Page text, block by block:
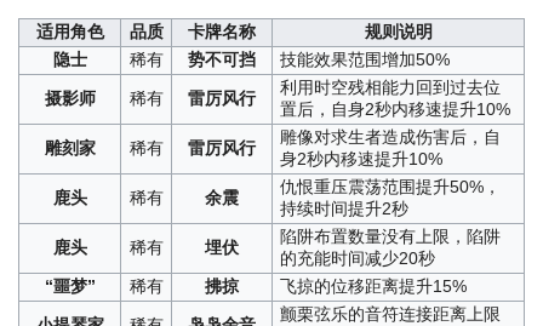
间120秒
稀有 平复
获得道具卡，使用后进入30秒的平复
状态，结束后降低等于一次普通攻击
的恐惧值，若期间受到伤害其效果会
直接移除。同时使用道具卡即会受到
永久减益效果，板窗交互速度降低
10%，破译速度降低15%
稀有
时来运转
获得道具卡，使用后可指定1名队友立
即额外获得一轮稀有卡抽取机会
稀有
守护
游戏开局获得一个持续60秒的护盾，
可抵挡1次伤害
稀有 万象更新
获得道具卡，使用后可获得30秒内移
速提升5%、破译速度提升15%、板窗
“心理学家”
稀有 全力以赴
度提升50%
“逃脱大师”
稀有 雷厉风行
在环形的烟雾区域内移速提升
20%
“小女孩” 稀有 记忆犹新
解除记忆同步后，之前进行同
步的队友仍受到持续10秒的同
步增益效果
“小女孩”
稀有 势不可挡
回忆碎片的击退半径增加50%
前锋
稀有 经久不衰
橄榄球冲刺消耗降低20%
守墓人
稀有 雷厉风行
遁地潜行状态下移速提升20%
守墓人
稀有 经久不衰
铁铲遁地潜行消耗降低20%
拉拉队员
稀有 时差
激励中断后层数保留时间提升
10秒
稀有
全力追缉
当有求生者被救下后，10秒内自身移
速提升20%、板窗交互提升30%
攻击恢复速度提升20%
稀有
如坐针毡 狂欢之椅上起飞倒计时速度提升15%
稀有 精准通缉
通缉天赋效果强化，通缉天赋生效时
能额外显示所有已发现的求生者的轮
稀有
分秒必争
辅助特质初始的冷却时间减少50秒
稀有
思想敏捷
角色技能冷却和充能时间减少15%
技能的增益和减益效果强化30%
普通攻击命中求生者后，会使其携带1
层减益效果，每层减益效果为治疗和
适用角色 品质 卡牌名称
规则说明
隐士
稀有 势不可挡
技能效果范围增加50%
摄影师
稀有 雷厉风行
利用时空残相能力回到过去位
置后，自身2秒内移速提升10%
雕刻家
稀有 雷厉风行
雕像对求生者造成伤害后，自
身2秒内移速提升10%
鹿头
稀有 余震
仇恨重压震荡范围提升50%，
持续时间提升2秒
鹿头
稀有 埋伏
陷阱布置数量没有上限，陷阱
的充能时间减少20秒
“噩梦”
稀有 拂掠
飞掠的位移距离提升15%
颤栗弦乐的音符连接距离上限